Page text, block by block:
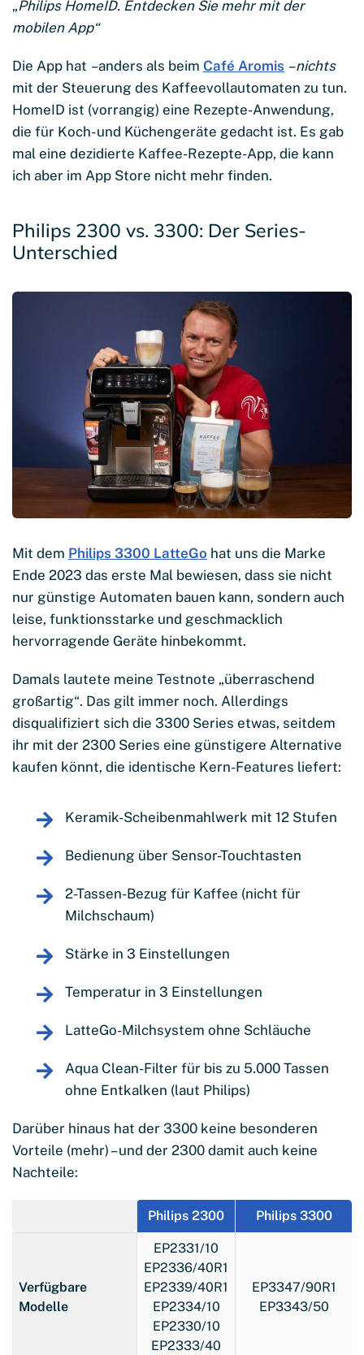
„Philips HomeID. Entdecken Sie mehr mit der
mobilen App“
Die App hat –anders als beim Café Aromis –nichts
mit der Steuerung des Kaffeevollautomaten zu tun.
HomeID ist (vorrangig) eine Rezepte-Anwendung,
die für Koch- und Küchengeräte gedacht ist. Es gab
mal eine dezidierte Kaffee-Rezepte-App, die kann
ich aber im App Store nicht mehr finden.
Philips 2300 vs. 3300: Der Series-
Unterschied
Mit dem Philips 3300 LatteGo hat uns die Marke
Ende 2023 das erste Mal bewiesen, dass sie nicht
nur günstige Automaten bauen kann, sondern auch
leise, funktionsstarke und geschmacklich
hervorragende Geräte hinbekommt.
Damals lautete meine Testnote „überraschend
großartig“. Das gilt immer noch. Allerdings
disqualifiziert sich die 3300 Series etwas, seitdem
ihr mit der 2300 Series eine günstigere Alternative
kaufen könnt, die identische Kern-Features liefert:
Keramik-Scheibenmahlwerk mit 12 Stufen
Bedienung über Sensor-Touchtasten
2-Tassen-Bezug für Kaffee (nicht für
Milchschaum)
Stärke in 3 Einstellungen
Temperatur in 3 Einstellungen
LatteGo-Milchsystem ohne Schläuche
Aqua Clean-Filter für bis zu 5.000 Tassen
ohne Entkalken (laut Philips)
Darüber hinaus hat der 3300 keine besonderen
Vorteile (mehr) – und der 2300 damit auch keine
Nachteile:
Philips 2300 Philips 3300
Verfügbare
Modelle
EP2331/10
EP2336/40R1
EP2339/40R1
EP2334/10
EP2330/10
EP2333/40
EP3347/90R1
EP3343/50